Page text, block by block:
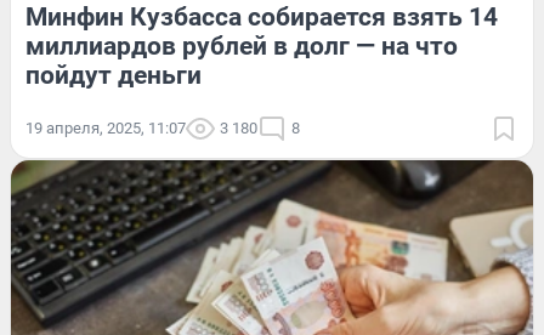
Минфин Кузбасса собирается взять 14
миллиардов рублей в долг — на что
пойдут деньги
19 апреля, 2025, 11:07 3 180 8